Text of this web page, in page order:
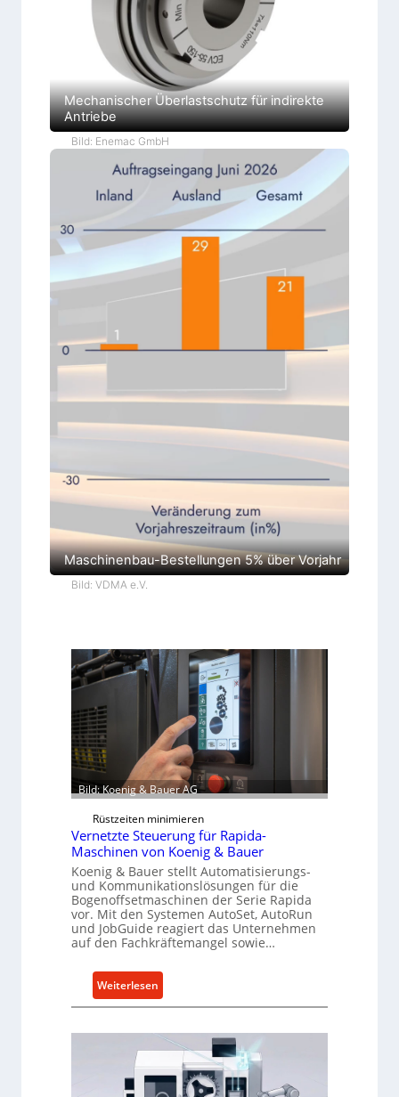
Mechanischer Überlastschutz für indirekte
Antriebe
Bild: Enemac GmbH
Maschinenbau-Bestellungen 5% über Vorjahr
Bild: VDMA e.V.
Bild: Koenig & Bauer AG
Rüstzeiten minimieren
Vernetzte Steuerung für Rapida-
Maschinen von Koenig & Bauer
Koenig & Bauer stellt Automatisierungs-
und Kommunikationslösungen für die
Bogenoffsetmaschinen der Serie Rapida
vor. Mit den Systemen AutoSet, AutoRun
und JobGuide reagiert das Unternehmen
auf den Fachkräftemangel sowie…
Weiterlesen:
V
e